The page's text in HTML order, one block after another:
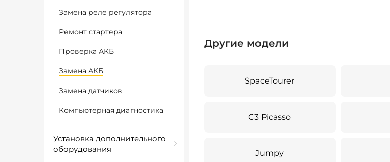
Замена реле регулятора
Ремонт стартера
Проверка АКБ
Замена АКБ
Замена датчиков
Компьютерная диагностика
Установка дополнительного
оборудования
Другие модели
SpaceTourer
C3 Picasso
Jumpy